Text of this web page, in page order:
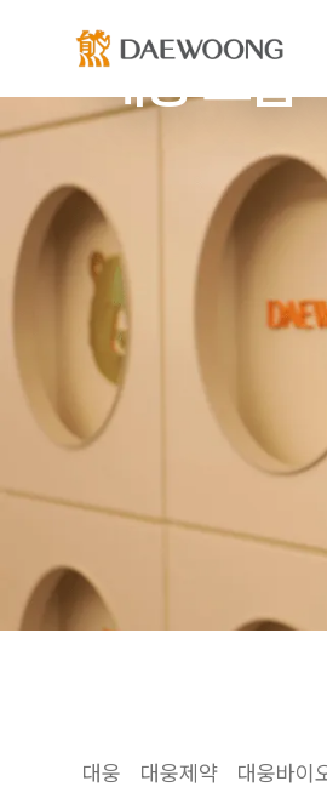
대웅 그룹
대웅 대웅제약 대웅바이